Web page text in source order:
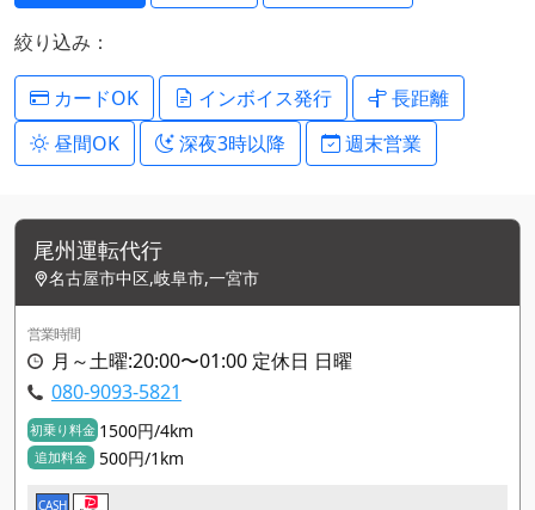
絞り込み：
カードOK インボイス発行
長距離
昼間OK
深夜3時以降 週末営業
尾州運転代行
名古屋市中区,岐阜市,一宮市
営業時間
月～土曜:20:00〜01:00 定休日 日曜
080-9093-5821
初乗り料金 1500円/4km
追加料金 500円/1km
CASH